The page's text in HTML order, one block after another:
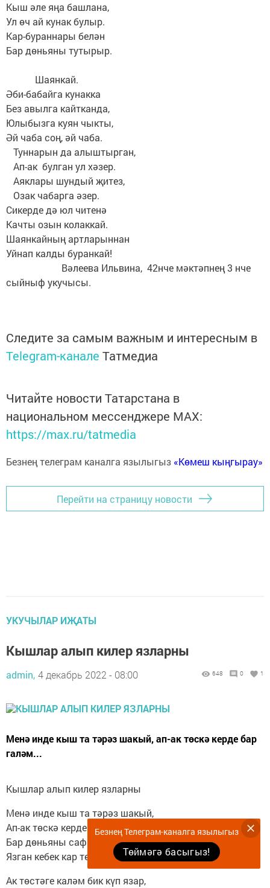
Кыш әле яңа башлана,
Ул өч ай кунак булыр.
Кар-бураннары белән
Бар дөньяны тутырыр.
Шаянкай.
Әби-бабайга кунакка
Без авылга кайтканда,
Юлыбызга куян чыкты,
Әй чаба соң, әй чаба.
Туннарын да алыштырган,
Ап-ак булган ул хәзер.
Аяклары шундый җитез,
Озак чабарга әзер.
Сикерде дә юл читенә
Качты озын колаккай.
Шаянкайның артларыннан
Уйнап калды буранкай!
Вәлеева Ильвина, 42нче мәктәпнең 3 нче
сыйныф укучысы.
Следите за самым важным и интересным в
Telegram-канале Татмедиа
Читайте новости Татарстана в
национальном мессенджере MАХ:
https://max.ru/tatmedia
Безнең телеграм каналга язылыгыз «Көмеш кыңгырау»
Перейти на страницу новости
УКУЧЫЛАР ИҖАТЫ
Кышлар алып килер язларны
admin, 4 декабрь 2022 - 08:00 648 0 1
Менә инде кыш та тәрәз шакый, ап-ак төскә керде бар
галәм...
Кышлар алып килер язларны
Менә инде кыш та тәрәз шакый,
Ап-ак төскә керде бар галәм,
Бар дөньяны саф һәм пакь иттереп,
Язган кебек кар төсле каләм.
Ак төстәге каләм бик күп язар,
Безнең Телеграм-каналга язылыгыз
Төймәгә басыгыз!